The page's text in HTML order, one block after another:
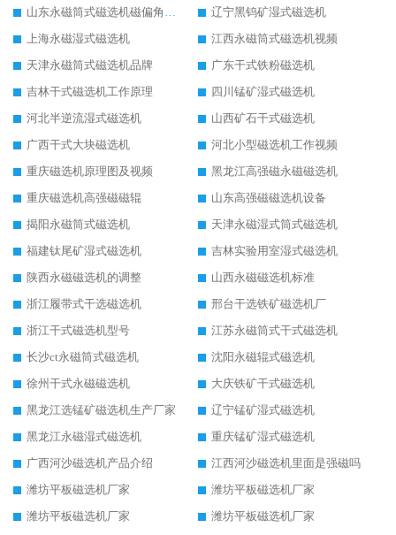
山东永磁筒式磁选机磁偏角怎么调整
辽宁黑钨矿湿式磁选机
上海永磁湿式磁选机
江西永磁筒式磁选机视频
天津永磁筒式磁选机品牌
广东干式铁粉磁选机
吉林干式磁选机工作原理
四川锰矿湿式磁选机
河北半逆流湿式磁选机
山西矿石干式磁选机
广西干式大块磁选机
河北小型磁选机工作视频
重庆磁选机原理图及视频
黑龙江高强磁永磁磁选机
重庆磁选机高强磁磁辊
山东高强磁磁选机设备
揭阳永磁筒式磁选机
天津永磁湿式筒式磁选机
福建钛尾矿湿式磁选机
吉林实验用室湿式磁选机
陕西永磁磁选机的调整
山西永磁磁选机标准
浙江履带式干选磁选机
邢台干选铁矿磁选机厂
浙江干式磁选机型号
江苏永磁筒式干式磁选机
长沙ct永磁筒式磁选机
沈阳永磁辊式磁选机
徐州干式永磁磁选机
大庆铁矿干式磁选机
黑龙江选锰矿磁选机生产厂家
辽宁锰矿湿式磁选机
黑龙江永磁湿式磁选机
重庆锰矿湿式磁选机
广西河沙磁选机产品介绍
江西河沙磁选机里面是强磁吗
潍坊平板磁选机厂家
潍坊平板磁选机厂家
潍坊平板磁选机厂家
潍坊平板磁选机厂家